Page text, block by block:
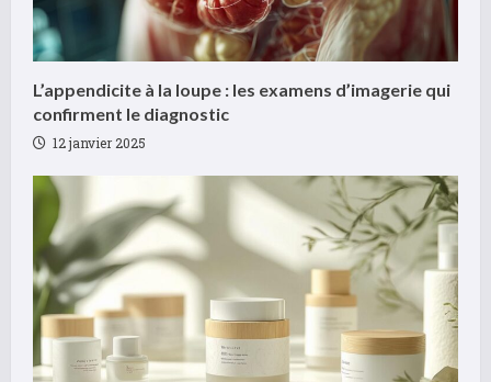
e
R
e
a
d
i
n
g
L’appendicite à la loupe : les examens d’imagerie qui
confirment le diagnostic
12 janvier 2025